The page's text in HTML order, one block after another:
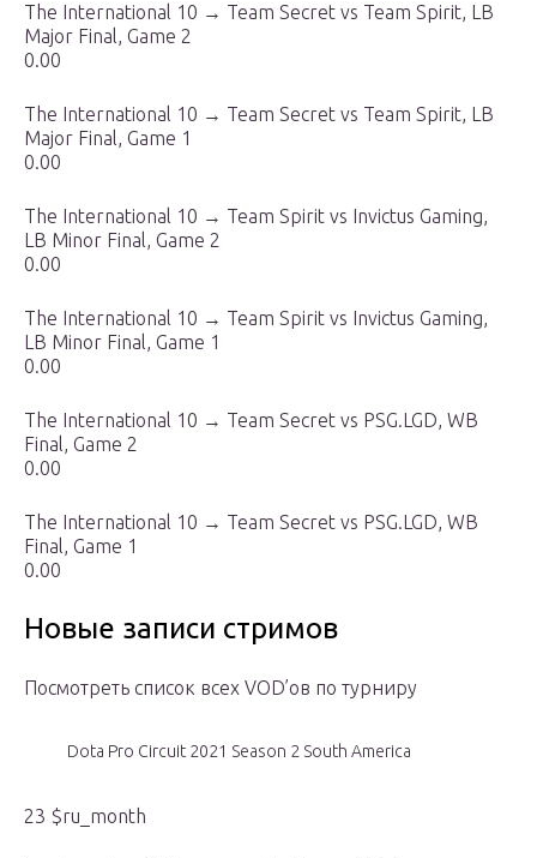
The International 10 → Team Secret vs Team Spirit, LB
Major Final, Game 2
0.00
The International 10 → Team Secret vs Team Spirit, LB
Major Final, Game 1
0.00
The International 10 → Team Spirit vs Invictus Gaming,
LB Minor Final, Game 2
0.00
The International 10 → Team Spirit vs Invictus Gaming,
LB Minor Final, Game 1
0.00
The International 10 → Team Secret vs PSG.LGD, WB
Final, Game 2
0.00
The International 10 → Team Secret vs PSG.LGD, WB
Final, Game 1
0.00
Новые записи стримов
Посмотреть список всех VOD’ов по турниру
Dota Pro Circuit 2021 Season 2 South America
23 $ru_month